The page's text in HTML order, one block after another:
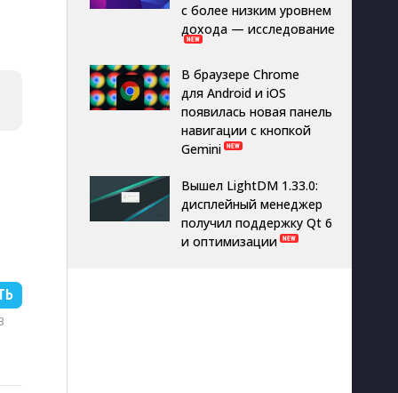
с более низким уровнем
дохода — исследование
В браузере Chrome
для Android и iOS
появилась новая панель
навигации с кнопкой
Gemini
Вышел LightDM 1.33.0:
дисплейный менеджер
получил поддержку Qt 6
и оптимизации